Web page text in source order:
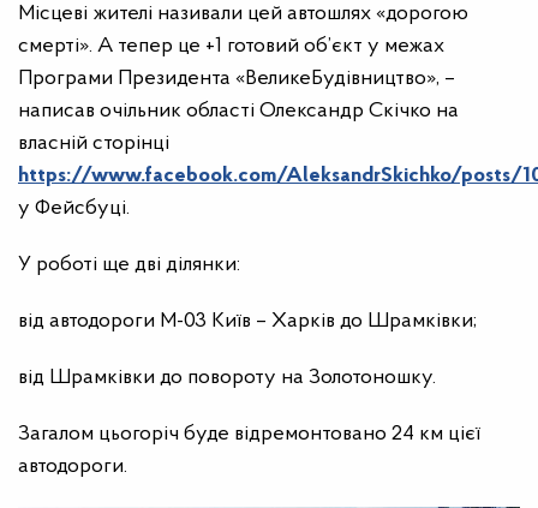
Місцеві жителі називали цей автошлях «дорогою
смерті». А тепер це +1 готовий об’єкт у межах
Програми Президента «ВеликеБудівництво», –
написав очільник області Олександр Скічко на
власній сторінці
https://www.facebook.com/AleksandrSkichko/posts/
у Фейсбуці.
У роботі ще дві ділянки:
від автодороги М-03 Київ – Харків до Шрамківки;
від Шрамківки до повороту на Золотоношку.
Загалом цьогоріч буде відремонтовано 24 км цієї
автодороги.